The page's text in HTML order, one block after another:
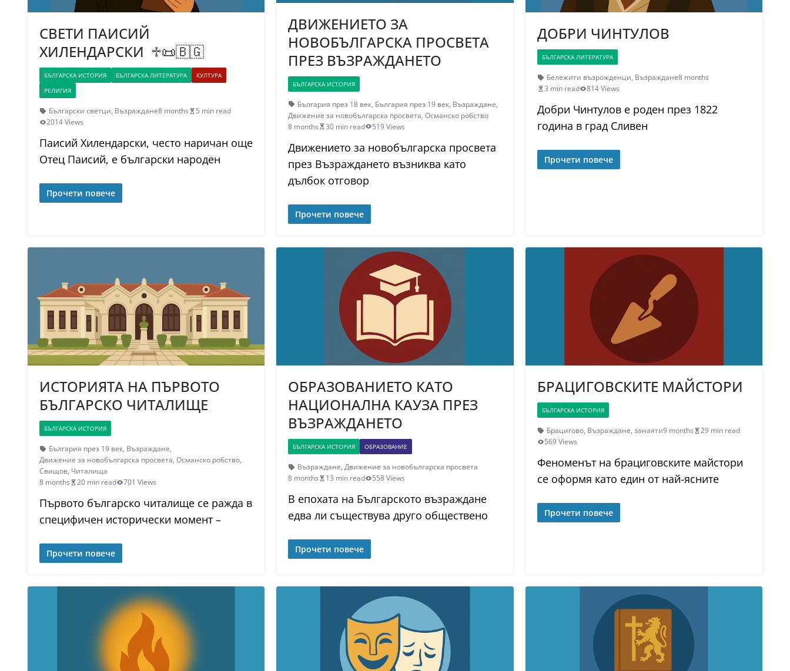
СВЕТИ ПАИСИЙ
ХИЛЕНДАРСКИ ♱📜🇧🇬
БЪЛГАРСКА ИСТОРИЯ БЪЛГАРСКА ЛИТЕРАТУРА
КУЛТУРА
РЕЛИГИЯ
Български светци, Възраждане8 months
5 min read
2014 Views
Паисий Хилендарски, често наричан още
Отец Паисий, e български народен
Прочети повече
ДВИЖЕНИЕТО ЗА
НОВОБЪЛГАРСКА ПРОСВЕТА
ПРЕЗ ВЪЗРАЖДАНЕТО
БЪЛГАРСКА ИСТОРИЯ
България през 18 век, България през 19 век, Възраждане,
Движение за новобългарска просвета,Османско робство
8 months
30 min read 519 Views
Движението за новобългарска просвета
през Възраждането възниква като
дълбок отговор
Прочети повече
ДОБРИ ЧИНТУЛОВ
БЪЛГАРСКА ЛИТЕРАТУРА
Бележити възрожденци, Възраждане8 months
3 min read
814 Views
Добри Чинтулов е роден през 1822
година в град Сливен
Прочети повече
ИСТОРИЯТА НА ПЪРВОТО
БЪЛГАРСКО ЧИТАЛИЩЕ
БЪЛГАРСКА ИСТОРИЯ
България през 19 век, Възраждане,
Движение за новобългарска просвета, Османско робство,
Свищов, Читалища
8 months
20 min read 701 Views
Първото българско читалище се ражда в
специфичен исторически момент –
Прочети повече
ОБРАЗОВАНИЕТО КАТО
НАЦИОНАЛНА КАУЗА ПРЕЗ
ВЪЗРАЖДАНЕТО
БЪЛГАРСКА ИСТОРИЯ ОБРАЗОВАНИЕ
Възраждане,Движение за новобългарска просвета
8 months
13 min read 558 Views
В епохата на Българското възраждане
едва ли съществува друго обществено
Прочети повече
БРАЦИГОВСКИТЕ МАЙСТОРИ
БЪЛГАРСКА ИСТОРИЯ
Брацигово, Възраждане, занаяти9 months
29 min read
569 Views
Феноменът на брациговските майстори
се оформя като един от най-ясните
Прочети повече